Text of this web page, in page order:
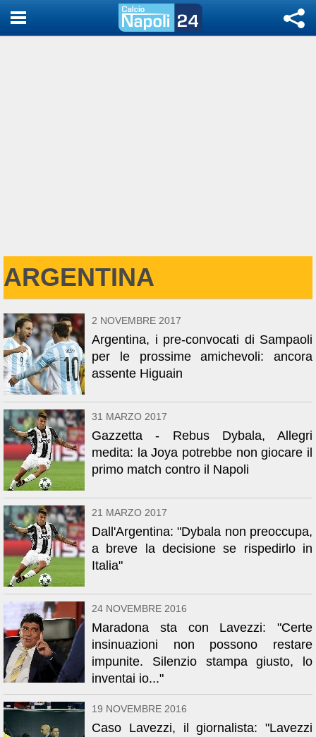
ARGENTINA
2 NOVEMBRE 2017
Argentina, i pre-convocati di Sampaoli
per le prossime amichevoli: ancora
assente Higuain
31 MARZO 2017
Gazzetta - Rebus Dybala, Allegri
medita: la Joya potrebbe non giocare il
primo match contro il Napoli
21 MARZO 2017
Dall'Argentina: "Dybala non preoccupa,
a breve la decisione se rispedirlo in
Italia"
24 NOVEMBRE 2016
Maradona sta con Lavezzi: "Certe
insinuazioni non possono restare
impunite. Silenzio stampa giusto, lo
inventai io..."
19 NOVEMBRE 2016
Caso Lavezzi, il giornalista: "Lavezzi